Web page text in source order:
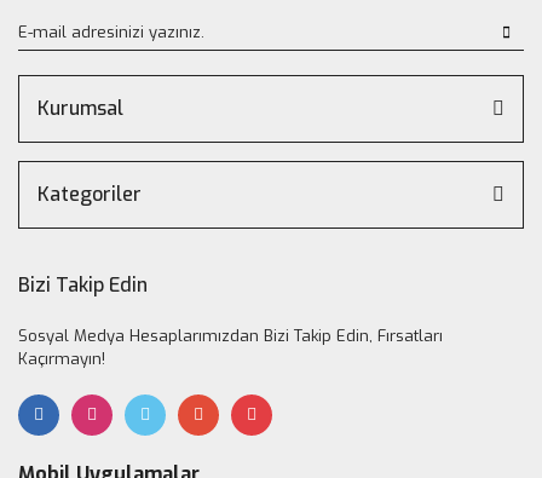
Kurumsal
Kategoriler
Bizi Takip Edin
Sosyal Medya Hesaplarımızdan Bizi Takip Edin, Fırsatları
Kaçırmayın!